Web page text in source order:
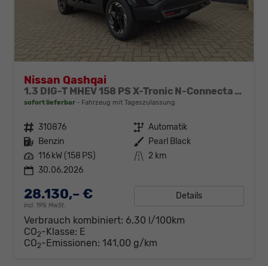
Nissan Qashqai
1.3 DIG-T MHEV 158 PS X-Tronic N-Connecta Teil-Leder PanoGlasdach Klimaautomatik Sitzheizung Lenkradheizung Navi ACC PDC v+h 360°Kamera DAB Bluetooth Touchscreen Apple CarPlay Android Auto 18"LM
sofort lieferbar Fahrzeug mit Tageszulassung
Fahrzeugnr. 310876 Getriebe Automatik
Kraftstoff Benzin Außenfarbe Pearl Black
Leistung 116 kW (158 PS) Kilometerstand 2 km
30.06.2026
28.130,– €
incl. 19% MwSt.
Details
Verbrauch kombiniert: 6,30 l/100km
CO2-Klasse: E
CO2-Emissionen: 141,00 g/km